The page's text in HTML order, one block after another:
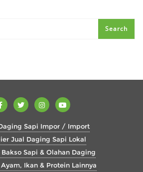
Sapi Impor / Import
Jual Daging Sapi Lokal
Sapi & Olahan Daging
Ikan & Protein Lainnya